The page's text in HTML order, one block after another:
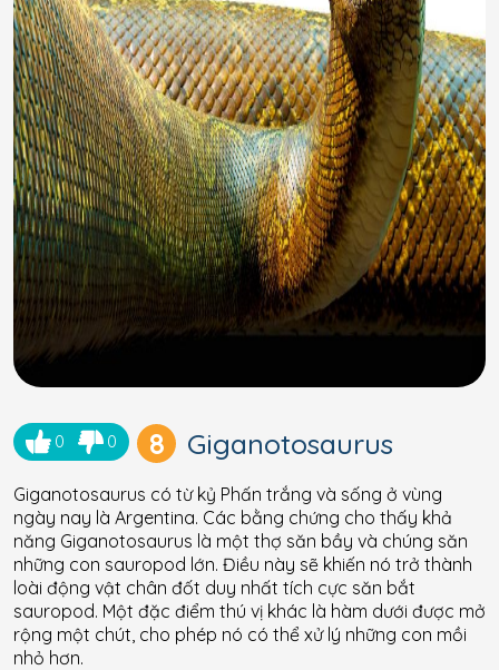
0 0 8 Giganotosaurus
Giganotosaurus có từ kỷ Phấn trắng và sống ở vùng
ngày nay là Argentina. Các bằng chứng cho thấy khả
năng Giganotosaurus là một thợ săn bầy và chúng săn
những con sauropod lớn. Điều này sẽ khiến nó trở thành
loài động vật chân đốt duy nhất tích cực săn bắt
sauropod. Một đặc điểm thú vị khác là hàm dưới được mở
rộng một chút, cho phép nó có thể xử lý những con mồi
nhỏ hơn.